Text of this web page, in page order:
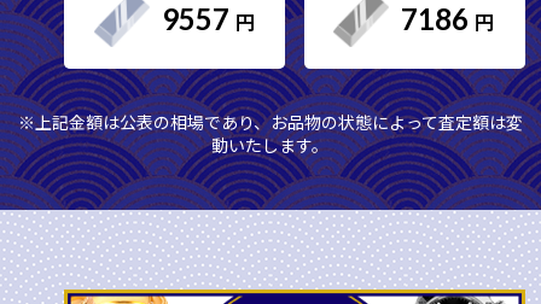
9557 7186
※上記金額は公表の相場であり、お品物の状態によって査定額は変
動いたします。